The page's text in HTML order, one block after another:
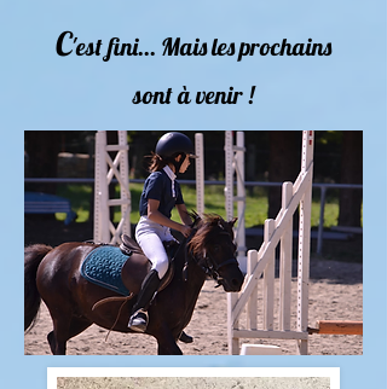
C'est fini... Mais les prochains
sont à venir !